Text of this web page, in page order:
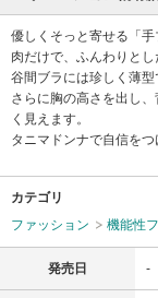
優しくそっと寄せる「
肉だけで、ふんわりとし
谷間ブラには珍しく薄型
さらに胸の高さを出し
く見えます。
タニマドンナで自信をつ
カテゴリ
ファッション
機能性
発売日 -